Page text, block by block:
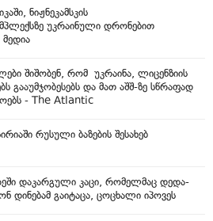
ნიჟნეკამსკის
უკრაინული დრონებით
შიშობენ, რომ უკრაინა, ლიცენზიის
გააუმჯობესებს და მათ აშშ-ზე სწრაფად
- The Atlantic
რუსული ბაზების შესახებ
დაკარგული კაცი, რომელმაც დედა-
დინებამ გაიტაცა, ცოცხალი იპოვეს